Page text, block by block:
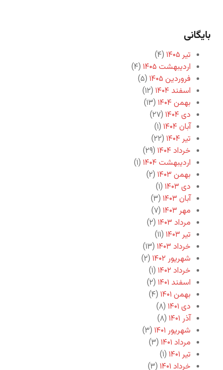
بایگانی
تیر ۱۴۰۵
(۴)
اردیبهشت ۱۴۰۵
(۴)
فروردین ۱۴۰۵
(۵)
اسفند ۱۴۰۴
(۱۲)
بهمن ۱۴۰۴
(۱۳)
دی ۱۴۰۴
(۲۷)
آبان ۱۴۰۴
(۱)
تیر ۱۴۰۴
(۲۲)
خرداد ۱۴۰۴
(۲۹)
اردیبهشت ۱۴۰۴
(۱)
بهمن ۱۴۰۳
(۲)
دی ۱۴۰۳
(۱)
آبان ۱۴۰۳
(۳)
مهر ۱۴۰۳
(۷)
مرداد ۱۴۰۳
(۲)
تیر ۱۴۰۳
(۱۱)
خرداد ۱۴۰۳
(۱۳)
شهریور ۱۴۰۲
(۲)
خرداد ۱۴۰۲
(۱)
اسفند ۱۴۰۱
(۲)
بهمن ۱۴۰۱
(۴)
دی ۱۴۰۱
(۸)
آذر ۱۴۰۱
(۸)
شهریور ۱۴۰۱
(۳)
مرداد ۱۴۰۱
(۳)
تیر ۱۴۰۱
(۱)
خرداد ۱۴۰۱
(۳)